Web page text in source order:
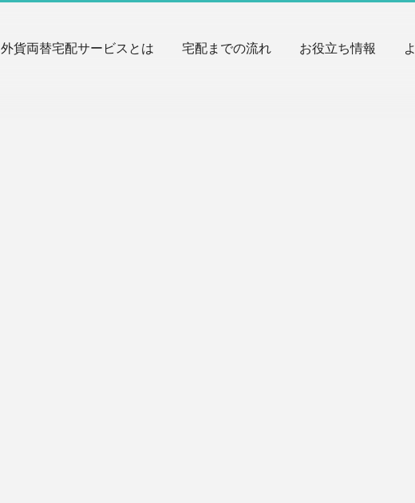
外貨両替宅配サービスとは 宅配までの流れ お役立ち情報